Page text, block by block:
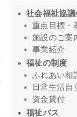
社会福祉協議
重点目標・
施設のご案
事業紹介
福祉の制度
ふれあい相
日常生活自
資金貸付
福祉バス